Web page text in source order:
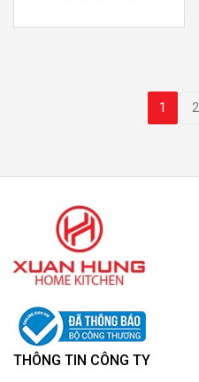
1 2
THÔNG TIN CÔNG TY